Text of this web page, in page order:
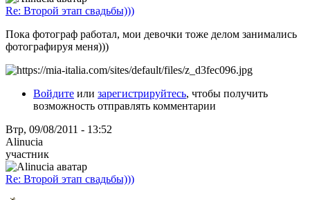
Re: Второй этап свадьбы)))
Пока фотограф работал, мои девочки тоже делом занимались
фотографируя меня)))
Войдите или зарегистрируйтесь, чтобы получить
возможность отправлять комментарии
Втр, 09/08/2011 - 13:52
Alinucia
участник
Re: Второй этап свадьбы)))